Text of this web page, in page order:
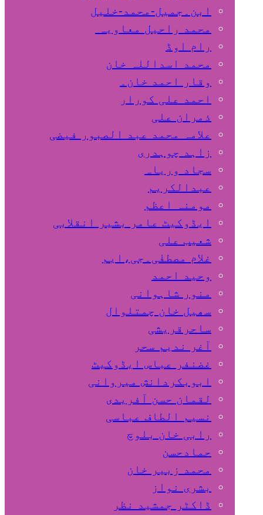
ابن۔جمیل-محمد-خلیل
محمد راحیل معاویہ
رام اوڈ
محمد اسداللہ خان
وقار احمد خان۔
احمد علی کورار
ذمران علی
علامہ محمد عبد الصبور فیضی
زاہد چوہدری
سجاد وریاہ
عبدالکریم
مومنہ اعظم
ایڈوکیٹ عامر بشیر انقلابی
شعیب علی
غلام مصطفٰی۔جی،ایم
وحید احمد
منور شاہوانی
سھیل خان چمتلوال
ساحرقریشی
آغر ندیم سحر
غضنفر عباس ایڈوکیٹ
ابوبکردانش میروانی
لقمان حسن آفریدی
نسیم الطاف عباسی
رابی خان بلوچ
حمادحسن
محمد زبیر خان
بشری نواز
ڈاکٹر جمشید نظر